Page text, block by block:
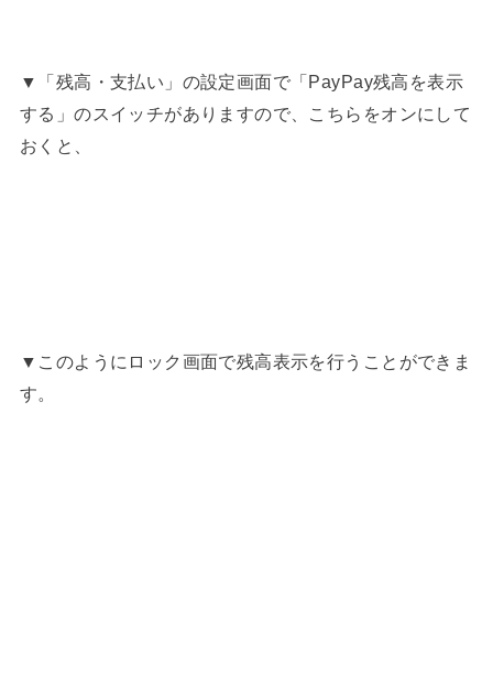
▼「残高・支払い」の設定画面で「PayPay残高を表示
する」のスイッチがありますので、こちらをオンにして
おくと、
▼このようにロック画面で残高表示を行うことができま
す。